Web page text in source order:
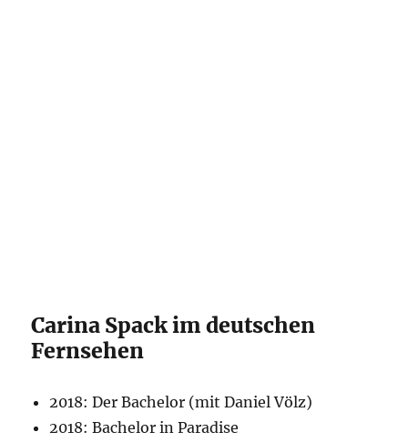
Carina Spack im deutschen
Fernsehen
2018: Der Bachelor (mit Daniel Völz)
2018: Bachelor in Paradise